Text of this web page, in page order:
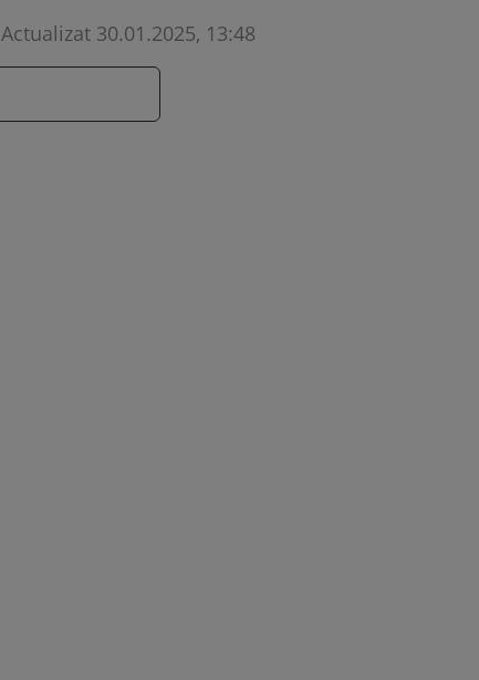
Actualizat 30.01.2025, 13:48